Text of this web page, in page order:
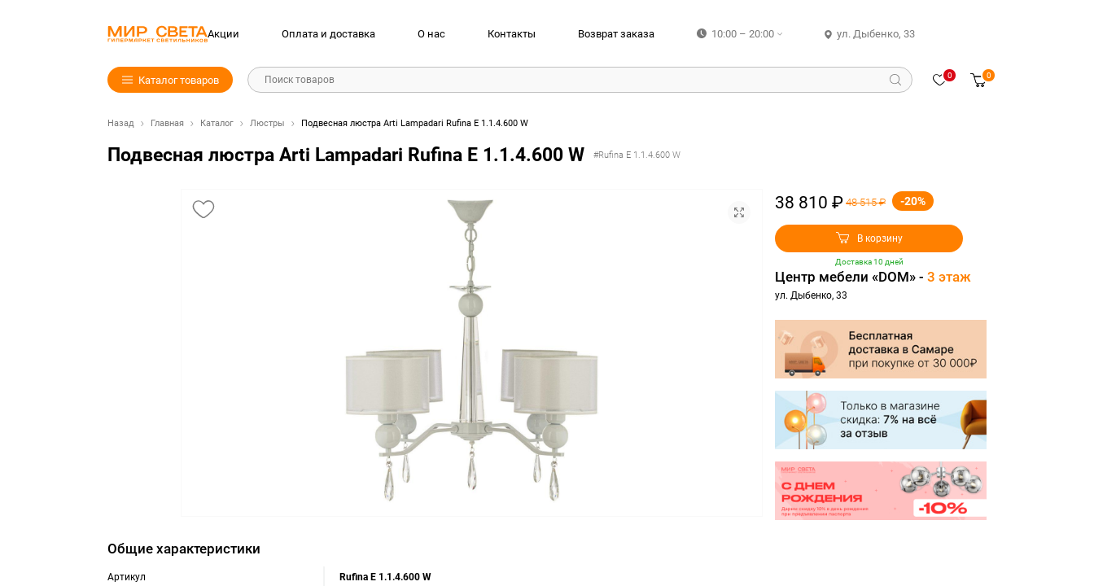
Акции Оплата и доставка О нас Контакты Возврат заказа 10:00 – 20:00 ул. Дыбенко, 33
Каталог товаров Поиск товаров 0 0
Назад Главная Каталог Люстры Подвесная люстра Arti Lampadari Rufina E 1.1.4.600 W
Подвесная люстра Arti Lampadari Rufina E 1.1.4.600 W #Rufina E 1.1.4.600 W
38 810 ₽ 48 515 ₽ -20%
В корзину
Доставка 10 дней
Центр мебели «DOM» - 3 этаж
ул. Дыбенко, 33
Общие характеристики
Артикул
Rufina E 1.1.4.600 W